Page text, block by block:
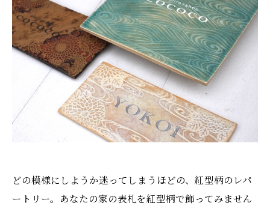
どの模様にしようか迷ってしまうほどの、紅型柄のレパ
ートリー。あなたの家の表札を紅型柄で飾ってみません